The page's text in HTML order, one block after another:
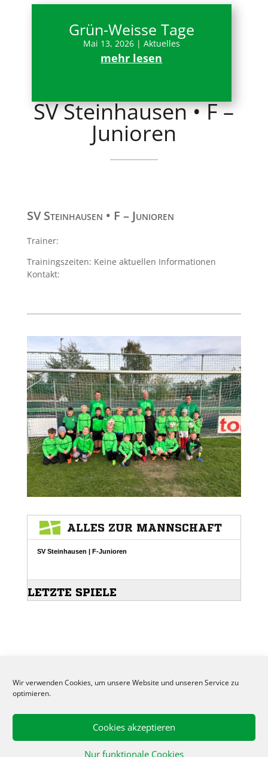
Wir verwenden Cookies, um unsere Website und unseren Service zu
optimieren.
Cookies akzeptieren
Nur funktionale Cookies
Grün-Weisse Tage
Mai 13, 2026| Aktuelles
mehr lesen
SV Steinhausen • F –
Junioren
SV Steinhausen • F – Junioren
Trainer:
Trainingszeiten: Keine aktuellen Informationen
Kontakt: